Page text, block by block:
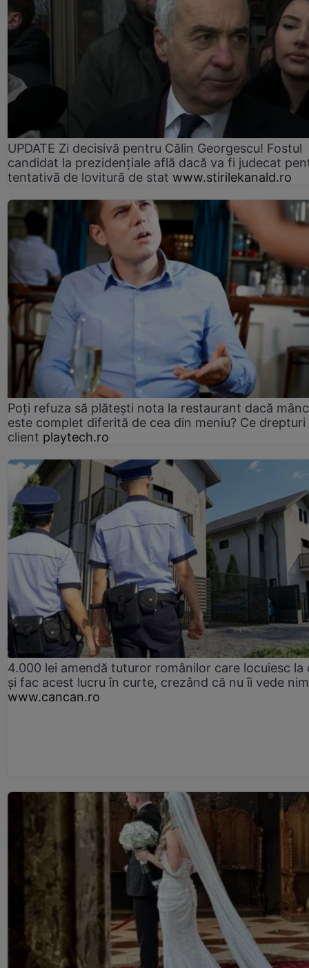
UPDATE Zi decisivă pentru Călin Georgescu! Fostul
candidat la prezidențiale află dacă va fi judecat
tentativă de lovitură de stat www.stirilekanald.ro
Poți refuza să plătești nota la restaurant dacă
este complet diferită de cea din meniu? Ce drepturi
client playtech.ro
4.000 lei amendă tuturor românilor care locuiesc la
și fac acest lucru în curte, crezând că nu îi vede
www.cancan.ro